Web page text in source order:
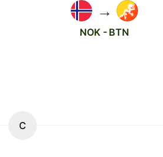
→
NOK - BTN
C